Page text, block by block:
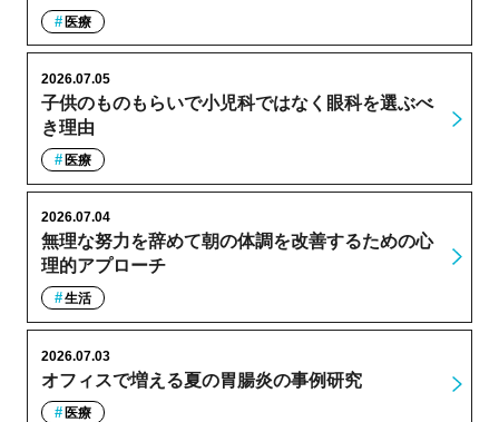
医療
子供のものもらいで小児科ではなく眼科を選ぶべ
き理由
2026.07.05
医療
無理な努力を辞めて朝の体調を改善するための心
理的アプローチ
2026.07.04
生活
オフィスで増える夏の胃腸炎の事例研究
2026.07.03
医療